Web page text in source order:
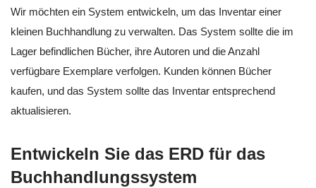
Wir möchten ein System entwickeln, um das Inventar einer
kleinen Buchhandlung zu verwalten. Das System sollte die im
Lager befindlichen Bücher, ihre Autoren und die Anzahl
verfügbare Exemplare verfolgen. Kunden können Bücher
kaufen, und das System sollte das Inventar entsprechend
aktualisieren.
Entwickeln Sie das ERD für das
Buchhandlungssystem